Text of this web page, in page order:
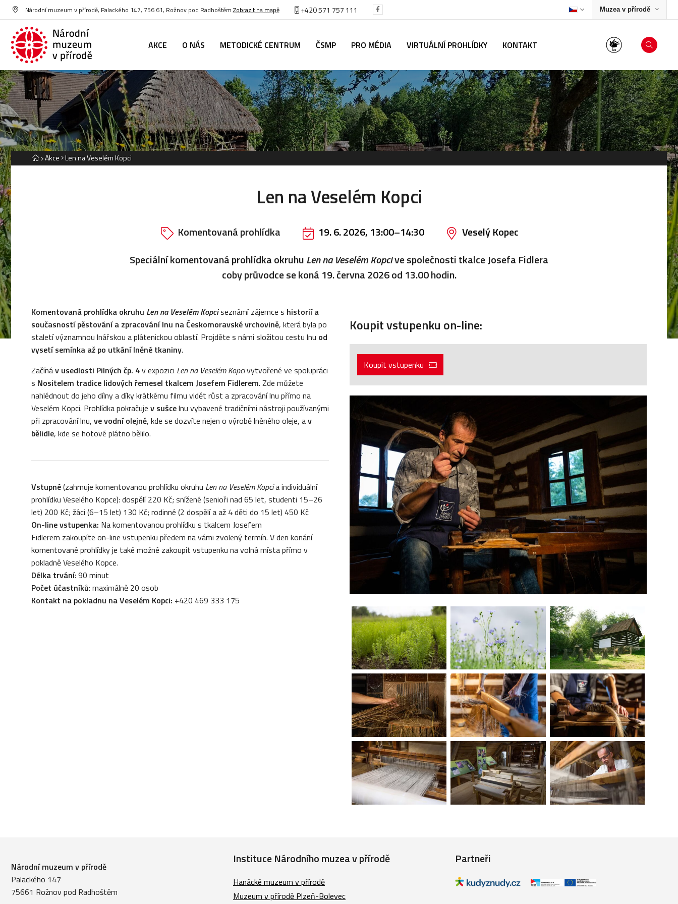
Národní muzeum v přírodě, Palackého 147, 756 61, Rožnov pod Radhoštěm Zobrazit na mapě +420 571 757 111 Muzea v přírodě
AKCE O NÁS METODICKÉ CENTRUM ČSMP PRO MÉDIA VIRTUÁLNÍ PROHLÍDKY KONTAKT
Akce Len na Veselém Kopci
Len na Veselém Kopci
Komentovaná prohlídka 19. 6. 2026, 13:00–14:30
Veselý Kopec
Speciální komentovaná prohlídka okruhuLen na Veselém Kopcive společnosti tkalce Josefa Fidlera
coby průvodce se koná 19. června 2026 od 13.00 hodin.
Komentovaná prohlídka okruhu Len na Veselém Kopciseznámí zájemce s historií a
současností pěstování a zpracování lnu na Českomoravské vrchovině, která byla po
staletí významnou lnářskou a plátenickou oblastí. Projděte s námi složitou cestu lnu od
vysetí semínka až po utkání lněné tkaniny.
Začínáv usedlosti Pilných čp. 4v expozici Len na Veselém Kopcivytvořené ve spolupráci
s Nositelem tradice lidových řemesel tkalcem Josefem Fidlerem. Zde můžete
nahlédnout do jeho dílny a díky krátkému filmu vidět růst a zpracování lnu přímo na
Veselém Kopci. Prohlídka pokračuje v sušcelnu vybavené tradičními nástroji používanými
při zpracování lnu, ve vodní olejně, kde se dozvíte nejen o výrobě lněného oleje, av
bělidle, kde se hotové plátno bělilo.
Vstupné(zahrnuje komentovanou prohlídku okruhu Len na Veselém Kopcia individuální
prohlídku Veselého Kopce): dospělí 220 Kč; snížené (senioři nad 65 let, studenti 15–26
let) 200 Kč; žáci (6–15 let) 130 Kč; rodinné (2 dospělí a až 4 děti do 15 let) 450 Kč
On-line vstupenka: Na komentovanou prohlídku s tkalcem Josefem
Fidlerem zakoupíte on-line vstupenku předem na vámi zvolený termín. V den konání
komentované prohlídky je také možné zakoupit vstupenku na volná místa přímo v
pokladně Veselého Kopce.
Délka trvání: 90 minut
Počet účastníků: maximálně 20 osob
Kontakt na pokladnu na Veselém Kopci: +420 469 333 175
Koupit vstupenku on-line:
Koupit vstupenku
Národní muzeum v přírodě
Palackého 147
75661 Rožnov pod Radhoštěm
Instituce Národního muzea v přírodě
Hanácké muzeum v přírodě
Muzeum v přírodě Plzeň-Bolevec
Partneři